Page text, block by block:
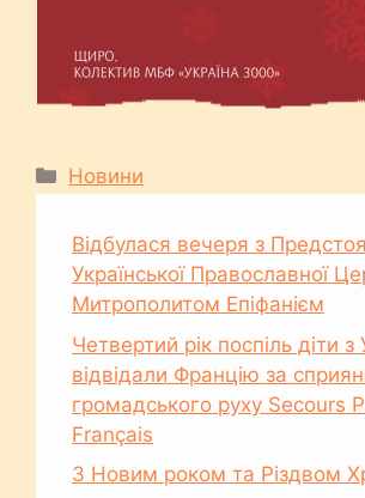
Категорії
Новини
Відбулася вечеря з
Української Православної
Митрополитом Епіфанієм
Четвертий рік поспіль діти з
відвідали Францію за
громадського руху Secours
Français
З Новим роком та Різдвом